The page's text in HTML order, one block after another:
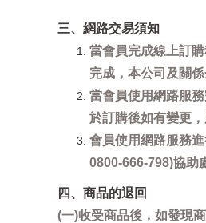
三、網路交易須知
當會員完成線上訂
完成，本公司及關
當會員使用網路服
於訂購後如有變更
會員使用網路服務
0800-666-798)協助
四、商品的退回
(一)收受商品後，如發現